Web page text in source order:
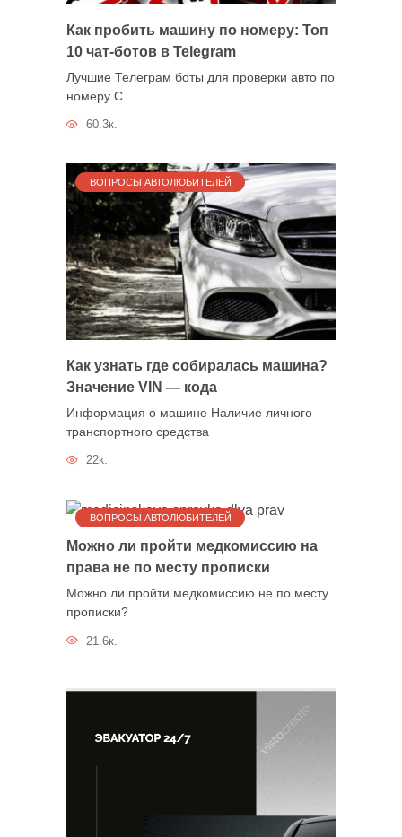
Как пробить машину по номеру: Топ
10 чат-ботов в Telegram
Лучшие Телеграм боты для проверки авто по
номеру С
60.3к.
ВОПРОСЫ АВТОЛЮБИТЕЛЕЙ
Как узнать где собиралась машина?
Значение VIN — кода
Информация о машине Наличие личного
транспортного средства
22к.
ВОПРОСЫ АВТОЛЮБИТЕЛЕЙ
Можно ли пройти медкомиссию на
права не по месту прописки
Можно ли пройти медкомиссию не по месту
прописки?
21.6к.